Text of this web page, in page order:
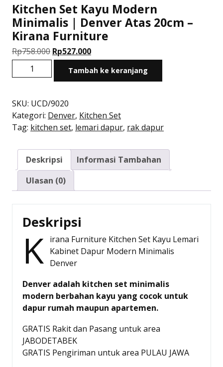
Kitchen Set Kayu Modern
Minimalis | Denver Atas 20cm –
Kirana Furniture
Rp758.000 Harga
aslinya
adalah:
Rp527.000Harga
saat
ini
Kuantitas
Kitchen
Kayu
Modern
Minimalis
Denver
Atas
20cm
Tambah ke keranjang
SKU: UCD/9020
Kategori: Denver, Kitchen Set
Tag: kitchen set, lemari dapur, rak dapur
Deskripsi
Informasi Tambahan
Ulasan (0)
Deskripsi
K irana Furniture Kitchen Set Kayu Lemari
Kabinet Dapur Modern Minimalis
Denver
Denver adalah kitchen set minimalis
modern berbahan kayu yang cocok untuk
dapur rumah maupun apartemen.
GRATIS Rakit dan Pasang untuk area
JABODETABEK
GRATIS Pengiriman untuk area PULAU JAWA